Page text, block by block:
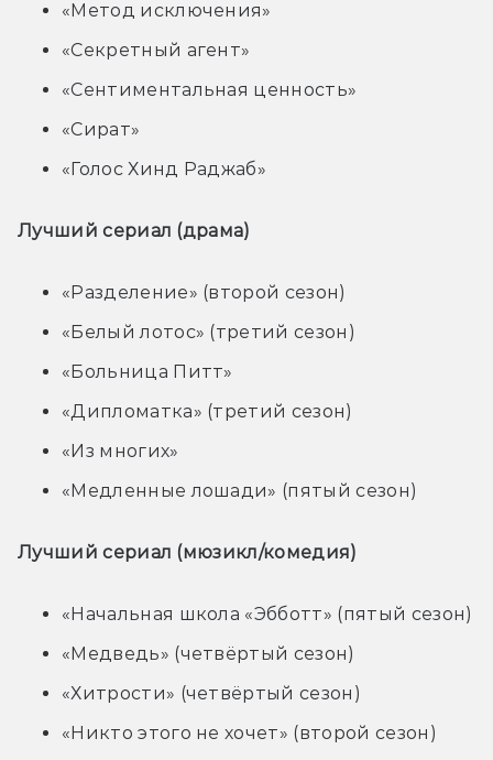
«Метод исключения»
«Секретный агент»
«Сентиментальная ценность»
«Сират»
«Голос Хинд Раджаб»
Лучший сериал (драма)
«Разделение» (второй сезон)
«Белый лотос» (третий сезон)
«Больница Питт»
«Дипломатка» (третий сезон)
«Из многих»
«Медленные лошади» (пятый сезон)
Лучший сериал (мюзикл/комедия)
«Начальная школа «Эбботт» (пятый сезон)
«Медведь» (четвёртый сезон)
«Хитрости» (четвёртый сезон)
«Никто этого не хочет» (второй сезон)